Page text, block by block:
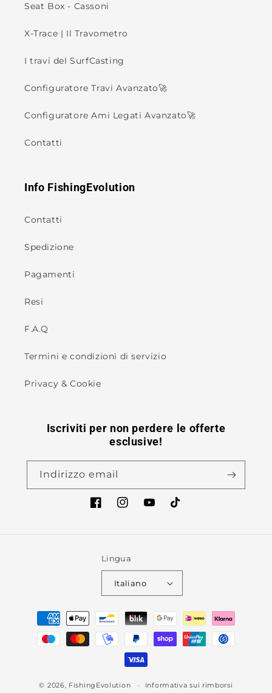
Seat Box - Cassoni
X-Trace | Il Travometro
I travi del SurfCasting
Configuratore Travi Avanzato🚀
Configuratore Ami Legati Avanzato🚀
Contatti
Info FishingEvolution
Contatti
Spedizione
Pagamenti
Resi
F.A.Q
Termini e condizioni di servizio
Privacy & Cookie
Iscriviti per non perdere le offerte
esclusive!
Indirizzo email
FacebookInstagramYouTubeTikTok
Lingua
Italiano
Metodi
pagamento
© 2026, FishingEvolution Informativa sui rimborsi